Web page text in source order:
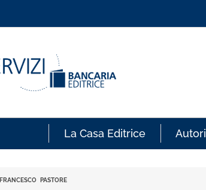
La Casa Editrice Autori
FRANCESCO PASTORE